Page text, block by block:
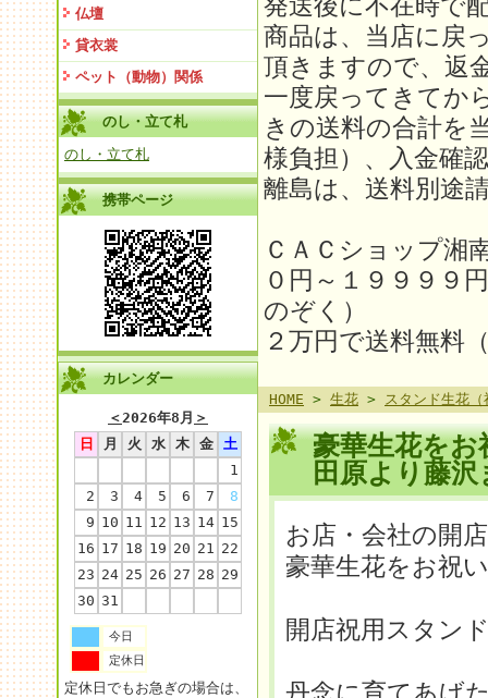
仏壇
貸衣裳
ペット（動物）関係
のし・立て札
のし・立て札
携帯ページ
カレンダー
＜2026年8月 ＞
日
月 火 水 木 金
土
1
2
3 4 5 6 7
8
9 10 11 12 13 14 15
16 17 18 19 20 21 22
23 24 25 26 27 28 29
30 31
今日
定休日
定休日でもお急ぎの場合は、
商品は、当店に戻
頂きますので、返
一度戻ってきてか
きの送料の合計を
様負担）、入金確
離島は、送料別途
ＣＡＣショップ湘
０円～１９９９９
のぞく）
２万円で送料無料
HOME > 生花 > スタンド生花
豪華生花を
田原より藤
お店・会社の開
豪華生花をお祝
開店祝用スタン